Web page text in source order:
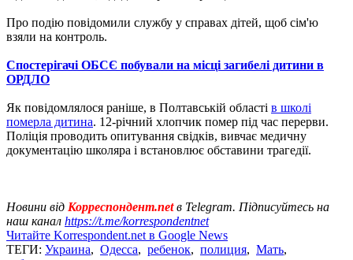
Про подію повідомили службу у справах дітей, щоб сім'ю
взяли на контроль.
Спостерігачі ОБСЄ побували на місці загибелі дитини в
ОРДЛО
Як повідомлялося раніше, в Полтавській області в школі
померла дитина. 12-річний хлопчик помер під час перерви.
Поліція проводить опитування свідків, вивчає медичну
документацію школяра і встановлює обставини трагедії.
Новини від Корреспондент.netв Telegram. Підписуйтесь на
наш канал https://t.me/korrespondentnet
Читайте Korrespondent.net в Google News
ТЕГИ: Украина, Одесса, ребенок, полиция, Мать,